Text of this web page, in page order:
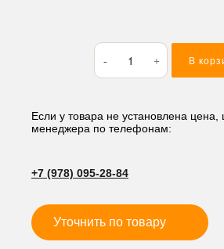
Количество
товара
Ремень
EX30
3KR1
В
Если у товара не установлена цена,
менеджера по телефонам:
+7 (978) 095-28-84
Уточнить по товару